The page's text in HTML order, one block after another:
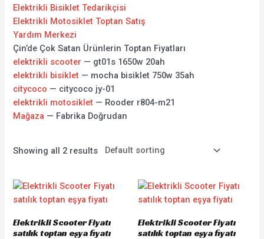
Elektrikli Bisiklet Tedarikçisi
Elektrikli Motosiklet Toptan Satış
Yardım Merkezi
Çin’de Çok Satan Ürünlerin Toptan Fiyatları
elektrikli scooter — gt01s 1650w 20ah
elektrikli bisiklet — mocha bisiklet 750w 35ah
citycoco — citycoco jy-01
elektrikli motosiklet — Rooder r804-m21
Mağaza — Fabrika Doğrudan
Showing all 2 results
Elektrikli Scooter Fiyatı
satılık toptan eşya fiyatı
Elektrikli Scooter Fiyatı
satılık toptan eşya fiyatı